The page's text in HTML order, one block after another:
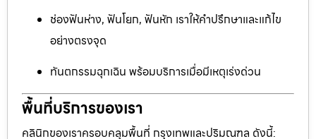
ช่องฟันห่าง, ฟันโยก, ฟันหัก เราให้คำปรึกษาและแก้ไข
อย่างตรงจุด
ทันตกรรมฉุกเฉิน พร้อมบริการเมื่อมีเหตุเร่งด่วน
พื้นที่บริการของเรา
คลินิกของเราครอบคลุมพื้นที่ กรุงเทพและปริมณฑล ดังนี้: